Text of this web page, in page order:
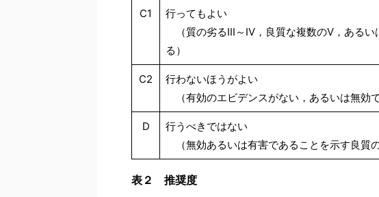
C1
行ってもよい
（質の劣るIII～IV，良質な複数のV，ある
る）
C2
行わないほうがよい
（有効のエビデンスがない，あるいは無効
D
行うべきではない
（無効あるいは有害であることを示す良質
表２ 推奨度